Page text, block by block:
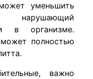
уменьшить
в организме.
полностью
важно